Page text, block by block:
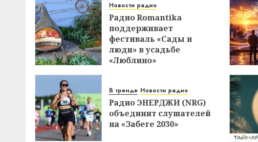
Новости радио
Радио Romantika
поддерживает
фестиваль «Сады и
люди» в усадьбе
«Люблино»
В тренде Новости радио
Радио ЭНЕРДЖИ (NRG)
объединит слушателей
на «Забеге 2030»